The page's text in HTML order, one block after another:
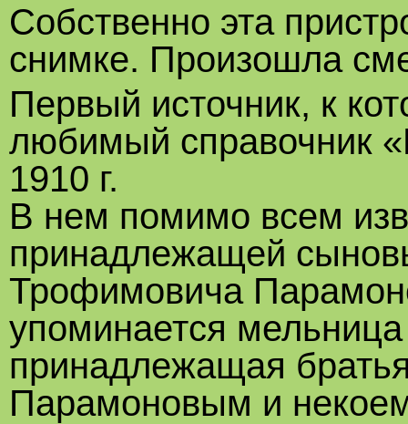
Собственно эта
снимке. Произошла
Первый источник, к
любимый справочник
1910 г.
В нем помимо всем
принадлежащей
Трофимовича
упоминается
принадлежащая
Парамоновым и